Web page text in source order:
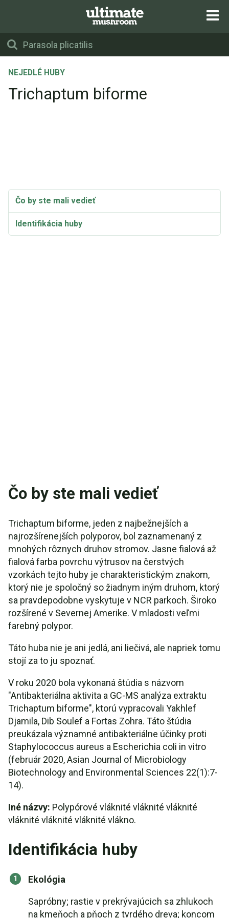
NEJEDLÉ HUBY
Trichaptum biforme
Čo by ste mali vedieť
Identifikácia huby
Čo by ste mali vedieť
Trichaptum biforme, jeden z najbežnejších a
najrozšírenejších polyporov, bol zaznamenaný z
mnohých rôznych druhov stromov. Jasne fialová až
fialová farba povrchu výtrusov na čerstvých
vzorkách tejto huby je charakteristickým znakom,
ktorý nie je spoločný so žiadnym iným druhom, ktorý
sa pravdepodobne vyskytuje v NCR parkoch. Široko
rozšírené v Severnej Amerike. V mladosti veľmi
farebný polypor.
Táto huba nie je ani jedlá, ani liečivá, ale napriek tomu
stojí za to ju spoznať.
V roku 2020 bola vykonaná štúdia s názvom
"Antibakteriálna aktivita a GC-MS analýza extraktu
Trichaptum biforme", ktorú vypracovali Yakhlef
Djamila, Dib Soulef a Fortas Zohra. Táto štúdia
preukázala významné antibakteriálne účinky proti
Staphylococcus aureus a Escherichia coli in vitro
(február 2020, Asian Journal of Microbiology
Biotechnology and Environmental Sciences 22(1):7-
14).
Iné názvy: Polypórové vláknité vláknité vláknité
vláknité vláknité vláknité vlákno.
Identifikácia huby
Ekológia
Sapróbny; rastie v prekrývajúcich sa zhlukoch
na kmeňoch a pňoch z tvrdého dreva; koncom